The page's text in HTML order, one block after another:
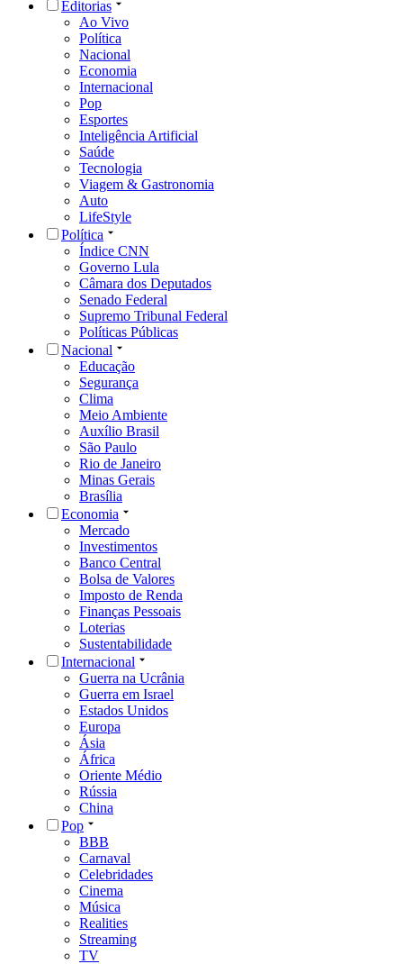
Editorias
Ao Vivo
Política
Nacional
Economia
Internacional
Pop
Esportes
Inteligência Artificial
Saúde
Tecnologia
Viagem & Gastronomia
Auto
LifeStyle
Política
Índice CNN
Governo Lula
Câmara dos Deputados
Senado Federal
Supremo Tribunal Federal
Políticas Públicas
Nacional
Educação
Segurança
Clima
Meio Ambiente
Auxílio Brasil
São Paulo
Rio de Janeiro
Minas Gerais
Brasília
Economia
Mercado
Investimentos
Banco Central
Bolsa de Valores
Imposto de Renda
Finanças Pessoais
Loterias
Sustentabilidade
Internacional
Guerra na Ucrânia
Guerra em Israel
Estados Unidos
Europa
Ásia
África
Oriente Médio
Rússia
China
Pop
BBB
Carnaval
Celebridades
Cinema
Música
Realities
Streaming
TV